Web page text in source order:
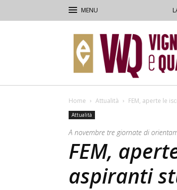
–
Vigne,
Vini
&
Home Attualità FEM, aperte le
Attualità
A novembre tre giornate di
FEM,
aspiranti